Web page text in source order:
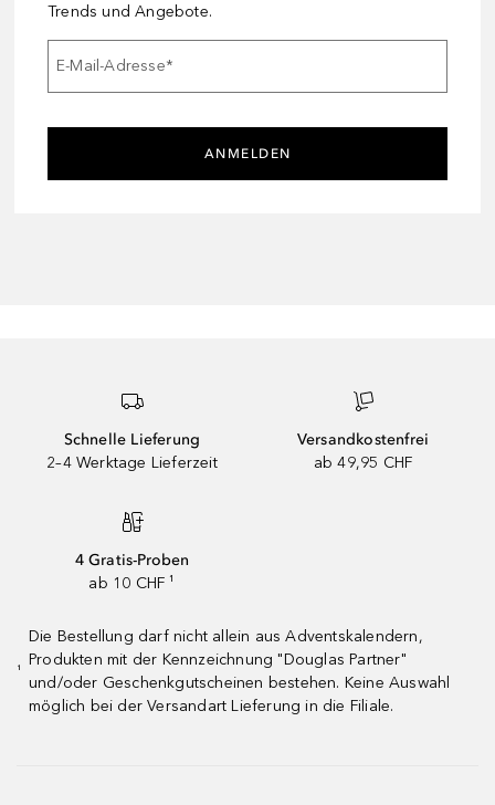
Trends und Angebote.
E-Mail-Adresse*
ANMELDEN
Schnelle Lieferung
2–4 Werktage Lieferzeit
Versandkostenfrei
ab 49,95 CHF
4 Gratis-Proben
ab 10 CHF ¹
¹
Die Bestellung darf nicht allein aus Adventskalendern,
Produkten mit der Kennzeichnung "Douglas Partner"
und/oder Geschenkgutscheinen bestehen. Keine Auswahl
möglich bei der Versandart Lieferung in die Filiale.